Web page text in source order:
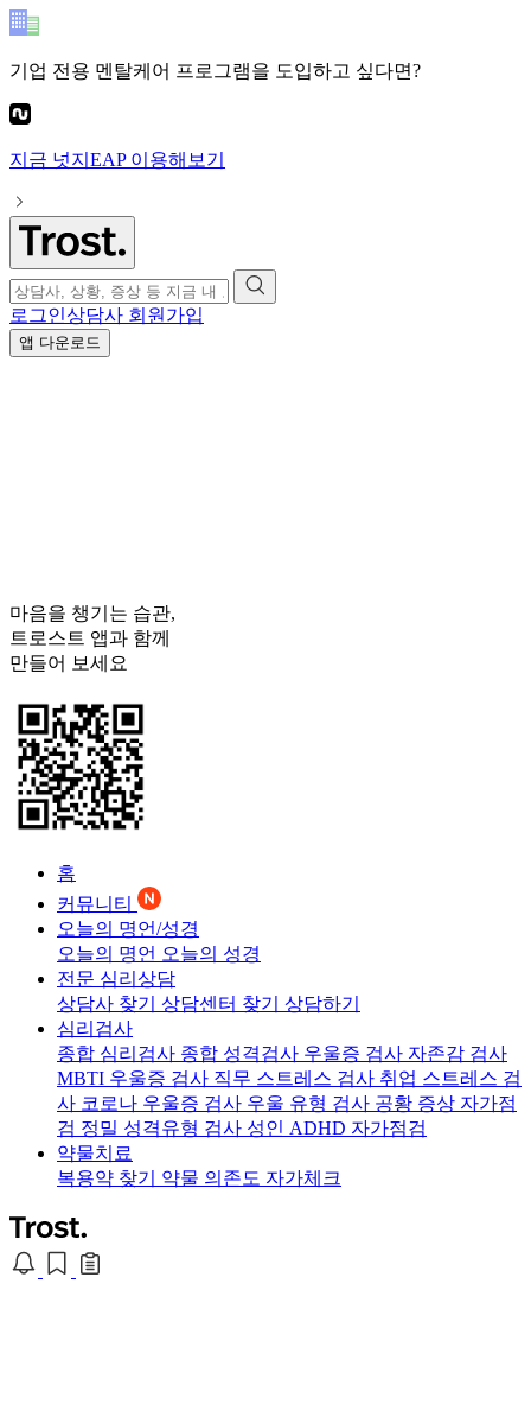
기업 전용 멘탈케어 프로그램을 도입하고 싶다면?
지금 넛지EAP이용해보기
로그인상담사 회원가입
앱 다운로드
마음을 챙기는 습관,
트로스트 앱과 함께
만들어 보세요
홈
커뮤니티
오늘의 명언/성경
오늘의 명언 오늘의 성경
전문 심리상담
상담사 찾기 상담센터 찾기 상담하기
심리검사
종합 심리검사 종합 성격검사 우울증 검사 자존감 검사
MBTI 우울증 검사 직무 스트레스 검사 취업 스트레스 검
사 코로나 우울증 검사 우울 유형 검사 공황 증상 자가점
검 정밀 성격유형 검사 성인 ADHD 자가점검
약물치료
복용약 찾기 약물 의존도 자가체크